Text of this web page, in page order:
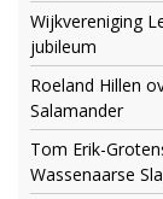
Wijkvereniging
jubileum
Roeland Hillen
Salamander
Tom Erik-
Wassenaarse